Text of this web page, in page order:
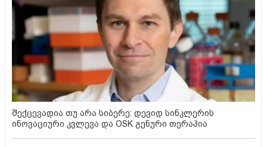
შექცევადია თუ არა სიბერე: დევიდ სინკლერის
ინოვაციური კვლევა და OSK გენური თერაპია